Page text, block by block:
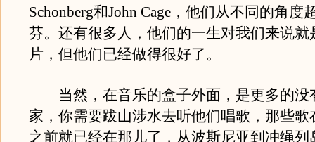
Schonberg和John Cage，他们从不同的角度
芬。还有很多人，他们的一生对我们来说就
片，但他们已经做得很好了。
当然，在音乐的盒子外面，是更多的没
家，你需要跋山涉水去听他们唱歌，那些歌
之前就已经在那儿了，从波斯尼亚到冲绳列